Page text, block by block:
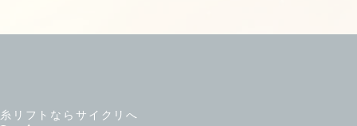
糸リフトならサイクリへ